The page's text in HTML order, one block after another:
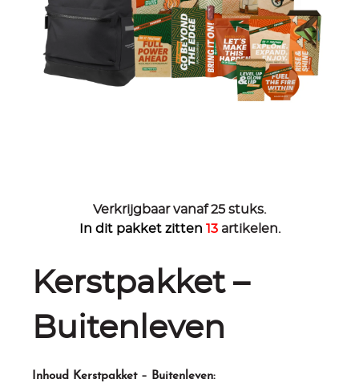
Kerstpakket –
Buitenleven
Inhoud Kerstpakket – Buitenleven:
Verkrijgbaar vanaf 25 stuks.
In dit pakket zitten 13 artikelen.